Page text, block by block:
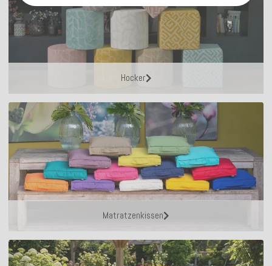
Hocker
Matratzenkissen